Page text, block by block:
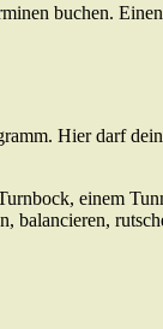
buchen.
Hier darf
einem